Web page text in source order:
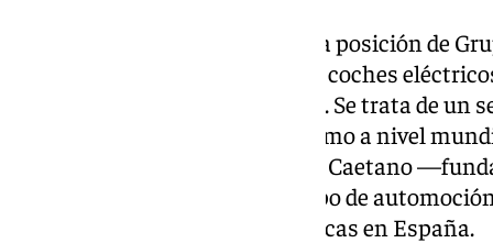
La nueva instalación refuerza la posición de
vehículos enchufables, es decir, coches
conectándolos a la red eléctrica. Se trata de un
marca líder tanto en España como a nivel
el grupo internacional Salvador Caetano
continentes—, es el mayor grupo de
representa a más de veinte marcas en España.